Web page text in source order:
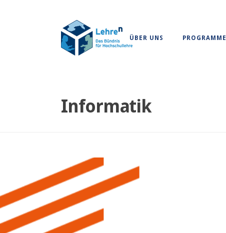
ÜBER UNS PROGRAMME
Informatik